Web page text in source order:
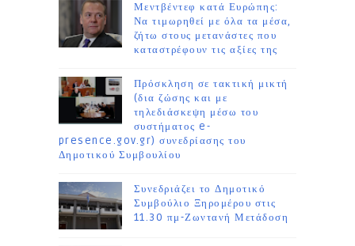
Μεντβέντεφ κατά Ευρώπης:
Να τιμωρηθεί με όλα τα μέσα,
ζήτω στους μετανάστες που
καταστρέφουν τις αξίες της
Πρόσκληση σε τακτική μικτή
(δια ζώσης και με
τηλεδιάσκεψη μέσω του
συστήματος e-
presence.gov.gr) συνεδρίασης του
Δημοτικού Συμβουλίου
Συνεδριάζει το Δημοτικό
Συμβούλιο Ξηρομέρου στις
11.30 πμ-Ζωντανή Μετάδοση